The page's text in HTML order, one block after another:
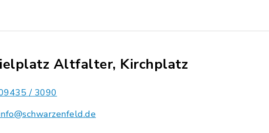
Altfalter, Kirchplatz
/ 3090